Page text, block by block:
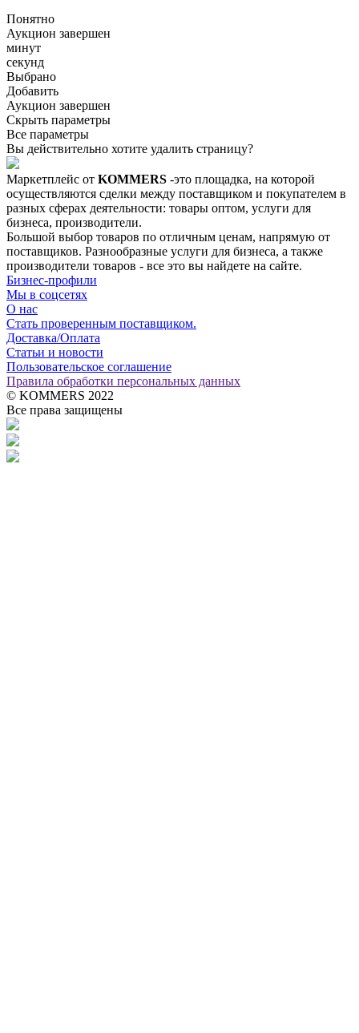
Понятно
Аукцион завершен
минут
секунд
Выбрано
Добавить
Аукцион завершен
Скрыть параметры
Все параметры
Вы действительно хотите удалить страницу?
Маркетплейс от KOMMERS -это площадка, на которой
осуществляются сделки между поставщиком и покупателем в
разных сферах деятельности: товары оптом, услуги для
бизнеса, производители.
Большой выбор товаров по отличным ценам, напрямую от
поставщиков. Разнообразные услуги для бизнеса, а также
производители товаров - все это вы найдете на сайте.
Бизнес-профили
Мы в соцсетях
О нас
Стать проверенным поставщиком.
Доставка/Оплата
Статьи и новости
Пользовательское соглашение
Правила обработки персональных данных
© KOMMERS 2022
Все права защищены